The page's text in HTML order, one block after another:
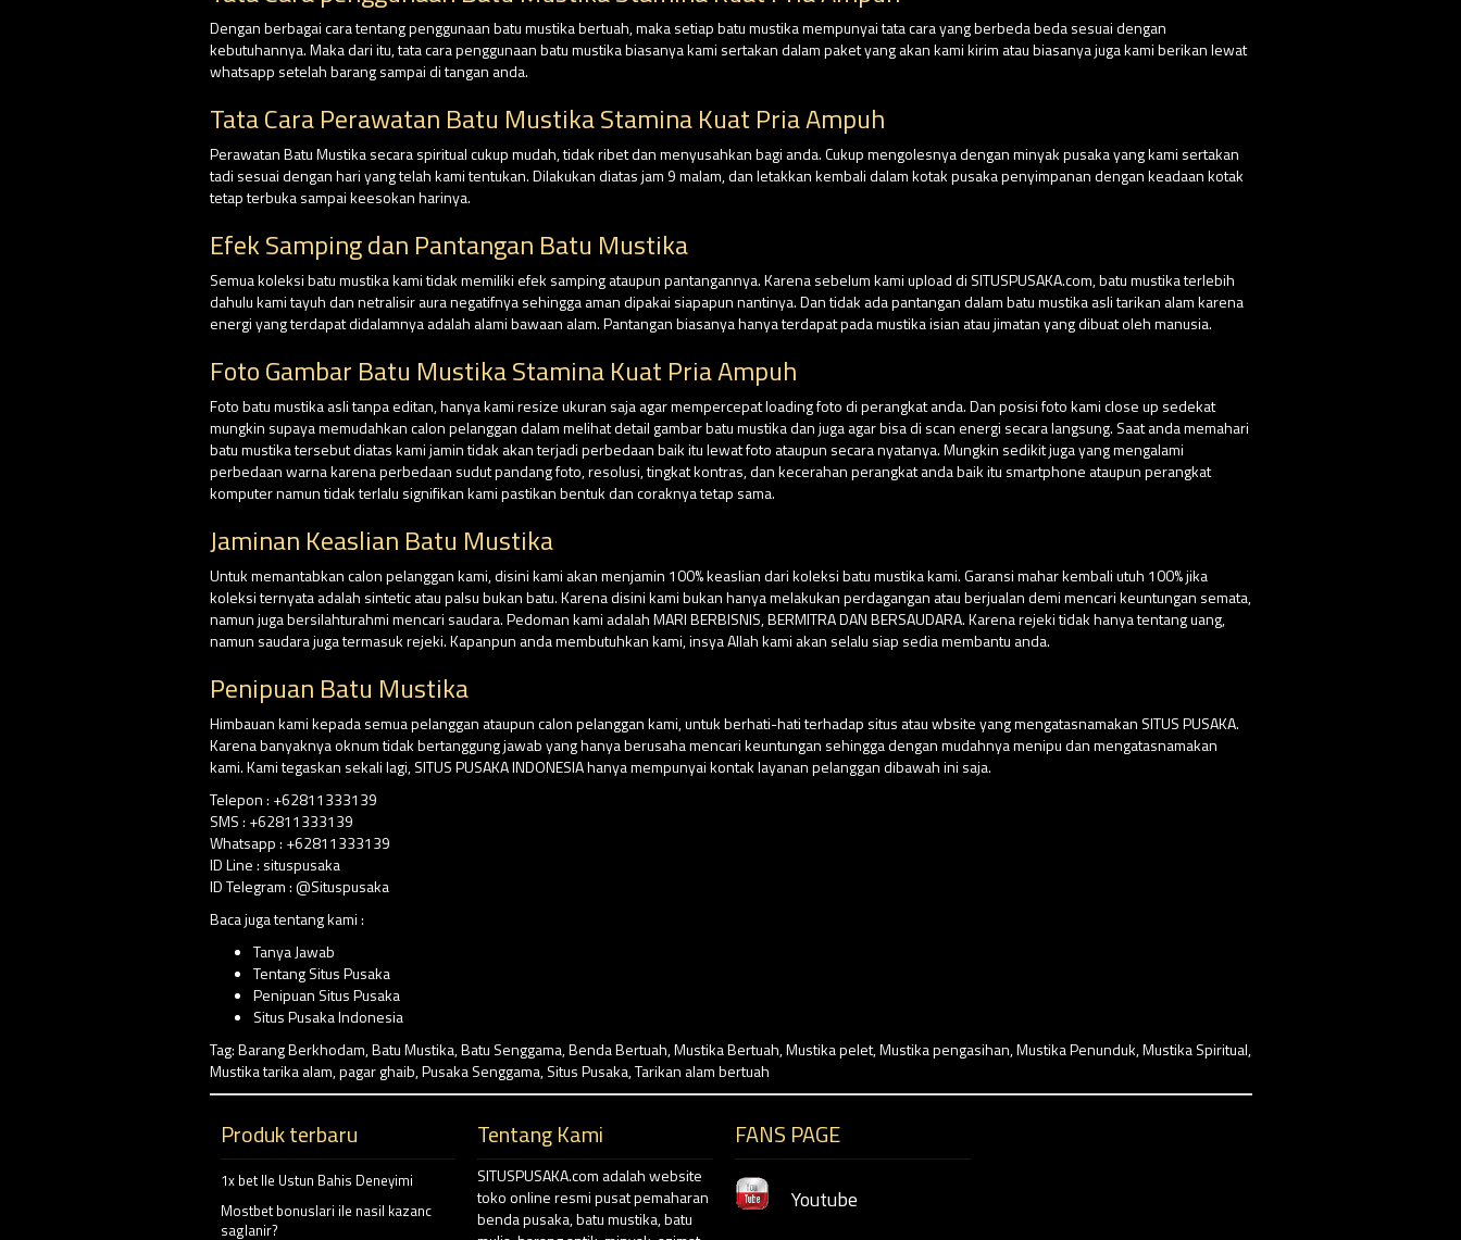
Dengan berbagai cara tentang penggunaan batu mustika bertuah, maka setiap batu mustika mempunyai tata cara yang berbeda beda sesuai dengan
kebutuhannya. Maka dari itu, tata cara penggunaan batu mustika biasanya kami sertakan dalam paket yang akan kami kirim atau biasanya juga kami berikan lewat
whatsapp setelah barang sampai di tangan anda.
Tata Cara Perawatan Batu Mustika Stamina Kuat Pria Ampuh
Perawatan Batu Mustika secara spiritual cukup mudah, tidak ribet dan menyusahkan bagi anda. Cukup mengolesnya dengan minyak pusaka yang kami sertakan
tadi sesuai dengan hari yang telah kami tentukan. Dilakukan diatas jam 9 malam, dan letakkan kembali dalam kotak pusaka penyimpanan dengan keadaan kotak
tetap terbuka sampai keesokan harinya.
Efek Samping dan Pantangan Batu Mustika
Semua koleksi batu mustika kami tidak memiliki efek samping ataupun pantangannya. Karena sebelum kami upload di SITUSPUSAKA.com, batu mustika terlebih
dahulu kami tayuh dan netralisir aura negatifnya sehingga aman dipakai siapapun nantinya. Dan tidak ada pantangan dalam batu mustika asli tarikan alam karena
energi yang terdapat didalamnya adalah alami bawaan alam. Pantangan biasanya hanya terdapat pada mustika isian atau jimatan yang dibuat oleh manusia.
Foto Gambar Batu Mustika Stamina Kuat Pria Ampuh
Foto batu mustika asli tanpa editan, hanya kami resize ukuran saja agar mempercepat loading foto di perangkat anda. Dan posisi foto kami close up sedekat
mungkin supaya memudahkan calon pelanggan dalam melihat detail gambar batu mustika dan juga agar bisa di scan energi secara langsung. Saat anda memahari
batu mustika tersebut diatas kami jamin tidak akan terjadi perbedaan baik itu lewat foto ataupun secara nyatanya. Mungkin sedikit juga yang mengalami
perbedaan warna karena perbedaan sudut pandang foto, resolusi, tingkat kontras, dan kecerahan perangkat anda baik itu smartphone ataupun perangkat
komputer namun tidak terlalu signifikan kami pastikan bentuk dan coraknya tetap sama.
Jaminan Keaslian Batu Mustika
Untuk memantabkan calon pelanggan kami, disini kami akan menjamin 100% keaslian dari koleksi batu mustika kami. Garansi mahar kembali utuh 100% jika
koleksi ternyata adalah sintetic atau palsu bukan batu. Karena disini kami bukan hanya melakukan perdagangan atau berjualan demi mencari keuntungan semata,
namun juga bersilahturahmi mencari saudara. Pedoman kami adalah MARI BERBISNIS, BERMITRA DAN BERSAUDARA. Karena rejeki tidak hanya tentang uang,
namun saudara juga termasuk rejeki. Kapanpun anda membutuhkan kami, insya Allah kami akan selalu siap sedia membantu anda.
Penipuan Batu Mustika
Himbauan kami kepada semua pelanggan ataupun calon pelanggan kami, untuk berhati-hati terhadap situs atau wbsite yang mengatasnamakan SITUS PUSAKA.
Karena banyaknya oknum tidak bertanggung jawab yang hanya berusaha mencari keuntungan sehingga dengan mudahnya menipu dan mengatasnamakan
kami. Kami tegaskan sekali lagi, SITUS PUSAKA INDONESIA hanya mempunyai kontak layanan pelanggan dibawah ini saja.
Telepon : +62811333139
SMS : +62811333139
Whatsapp : +62811333139
ID Line : situspusaka
ID Telegram : @Situspusaka
Baca juga tentang kami :
Tanya Jawab
Tentang Situs Pusaka
Penipuan Situs Pusaka
Situs Pusaka Indonesia
Tag:Barang Berkhodam,Batu Mustika,Batu Senggama,Benda Bertuah,Mustika Bertuah,Mustika pelet,Mustika pengasihan,Mustika Penunduk,Mustika Spiritual,
Mustika tarika alam,pagar ghaib,Pusaka Senggama,Situs Pusaka,Tarikan alam bertuah
Produk terbaru
1x bet Ile Ustun Bahis Deneyimi
Mostbet bonuslari ile nasil kazanc
saglanir?
Tentang Kami
SITUSPUSAKA.com adalah website
toko online resmi pusat pemaharan
benda pusaka, batu mustika, batu
FANS PAGE
Youtube